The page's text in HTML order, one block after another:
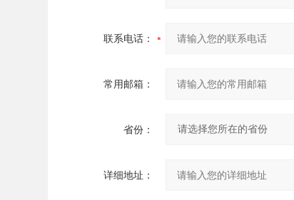
联系电话：
常用邮箱：
省份：
详细地址：